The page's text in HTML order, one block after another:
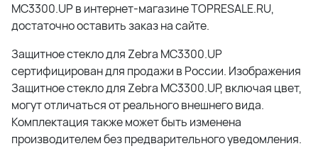
MC3300.UP в интернет-магазине TOPRESALE.RU,
достаточно оставить заказ на сайте.
Защитное стекло для Zebra MC3300.UP
сертифицирован для продажи в России. Изображения
Защитное стекло для Zebra MC3300.UP, включая цвет,
могут отличаться от реального внешнего вида.
Комплектация также может быть изменена
производителем без предварительного уведомления.